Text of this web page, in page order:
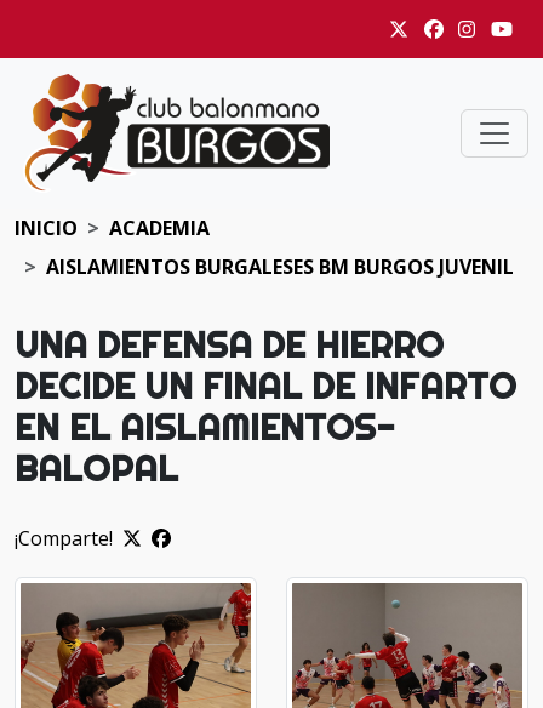
INICIO
ACADEMIA
AISLAMIENTOS BURGALESES BM BURGOS JUVENIL
UNA DEFENSA DE HIERRO
DECIDE UN FINAL DE INFARTO
EN EL AISLAMIENTOS-
BALOPAL
¡Comparte!